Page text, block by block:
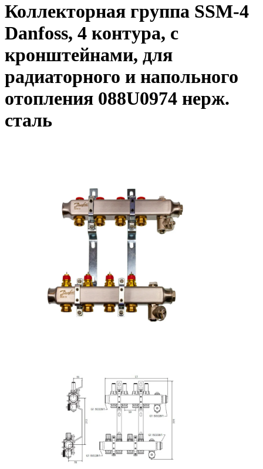
Коллекторная группа SSM-4
Danfoss, 4 контура, с
кронштейнами, для
радиаторного и напольного
отопления 088U0974 нерж.
сталь